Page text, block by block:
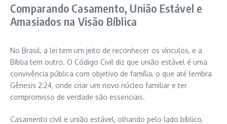
Comparando Casamento, União Estável e
Amasiados na Visão Bíblica
No Brasil, a lei tem um jeito de reconhecer os vínculos, e a
Bíblia tem outro. O Código Civil diz que união estável é uma
convivência pública com objetivo de família, o que até lembra
Gênesis 2:24, onde criar um novo núcleo familiar e ter
compromisso de verdade são essenciais.
Casamento civil e união estável, olhando pelo lado bíblico,